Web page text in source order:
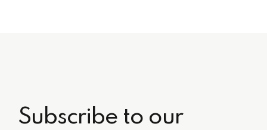
Subscribe to our